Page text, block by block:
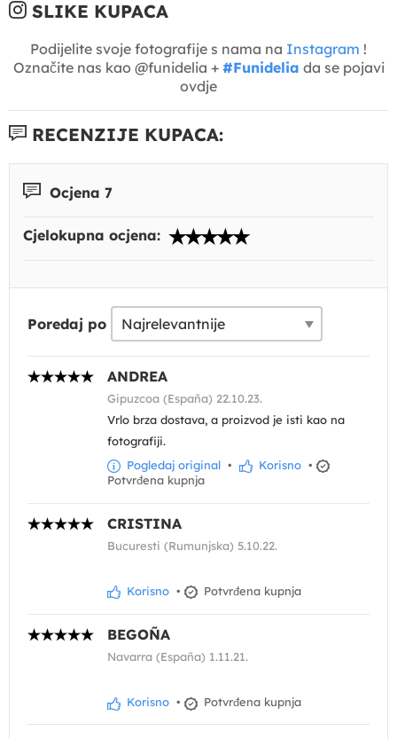
SLIKE KUPACA
Podijelite svoje fotografije s nama na Instagram !
Označite nas kao @funidelia + #Funidelia da se pojavi
ovdje
RECENZIJE KUPACA:
Ocjena 7
Cjelokupna ocjena:
Poredaj po
ANDREA
Gipuzcoa (España) 22.10.23.
Vrlo brza dostava, a proizvod je isti kao na
fotografiji.
Pogledaj original • Korisno •
Potvrđena kupnja
CRISTINA
Bucuresti (Rumunjska) 5.10.22.
Korisno • Potvrđena kupnja
BEGOÑA
Navarra (España) 1.11.21.
Korisno • Potvrđena kupnja